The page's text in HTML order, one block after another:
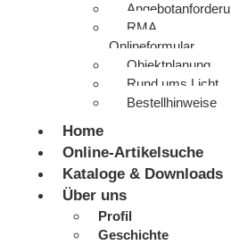
RMA
Onlineformular
Objektplanung
Rund ums Licht
Bestellhinweise
Home
Online-Artikelsuche
Kataloge & Downloads
Über uns
Profil
Geschichte